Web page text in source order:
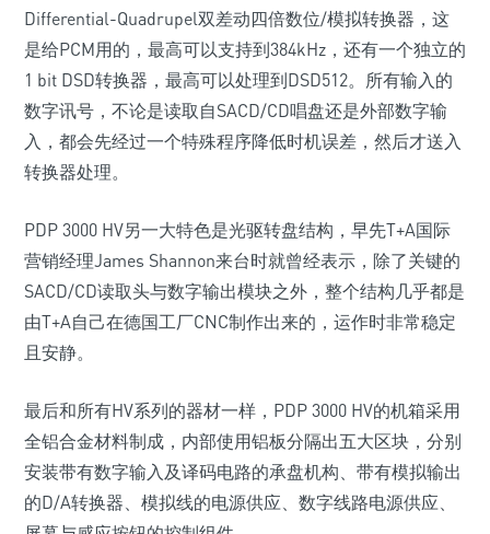
Differential-Quadrupel双差动四倍数位/模拟转换器，这
是给PCM用的，最高可以支持到384kHz，还有一个独立的
1 bit DSD转换器，最高可以处理到DSD512。所有输入的
数字讯号，不论是读取自SACD/CD唱盘还是外部数字输
入，都会先经过一个特殊程序降低时机误差，然后才送入
转换器处理。
PDP 3000 HV另一大特色是光驱转盘结构，早先T+A国际
营销经理James Shannon来台时就曾经表示，除了关键的
SACD/CD读取头与数字输出模块之外，整个结构几乎都是
由T+A自己在德国工厂CNC制作出来的，运作时非常稳定
且安静。
最后和所有HV系列的器材一样，PDP 3000 HV的机箱采用
全铝合金材料制成，内部使用铝板分隔出五大区块，分别
安装带有数字输入及译码电路的承盘机构、带有模拟输出
的D/A转换器、模拟线的电源供应、数字线路电源供应、